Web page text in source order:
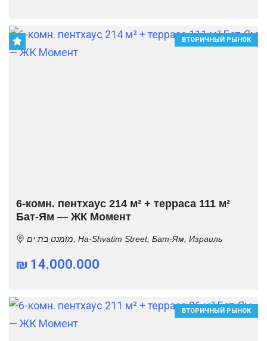
ВТОРИЧНЫЙ РЫНОК
6-комн. пентхаус 214 м² + терраса 111 м²
Бат-Ям — ЖК Момент
מומנט בת ים, Ha-Shvatim Street, Бат-Ям, Израиль
₪ 14.000.000
ВТОРИЧНЫЙ РЫНОК